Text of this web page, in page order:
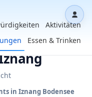
Aktivitäten
Essen & Trinken
in Iznang Bodensee